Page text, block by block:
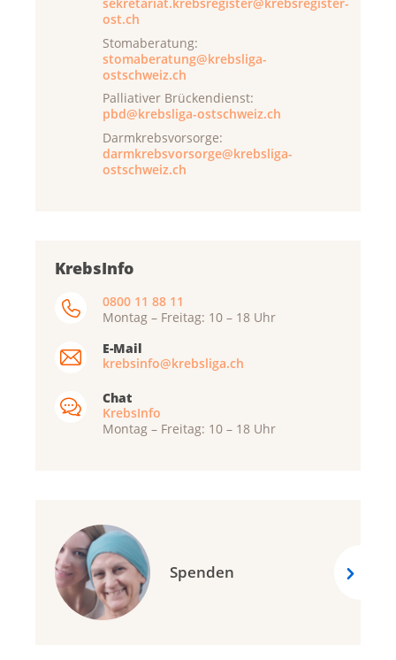
ost.ch
Stomaberatung:
stomaberatung@krebsliga-
ostschweiz.ch
Palliativer Brückendienst:
pbd@krebsliga-ostschweiz.ch
Darmkrebsvorsorge:
darmkrebsvorsorge@krebsliga-
ostschweiz.ch
KrebsInfo
0800 11 88 11
Montag – Freitag: 10 – 18 Uhr
E-Mail
krebsinfo@krebsliga.ch
Chat
KrebsInfo
Montag – Freitag: 10 – 18 Uhr
Spenden